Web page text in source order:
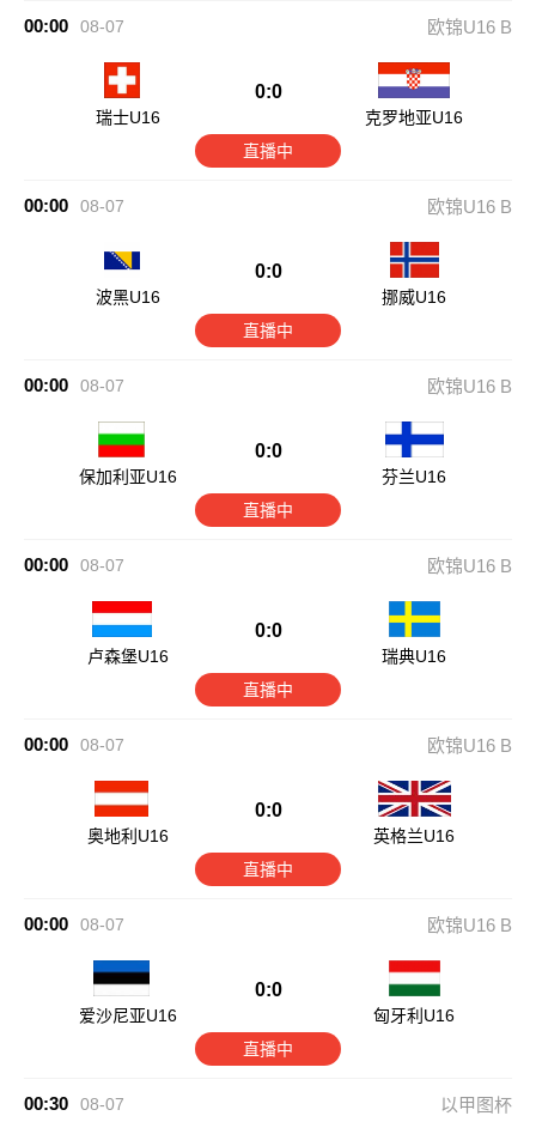
00:00 08-07 欧锦U16 B
瑞士U16
0:0
克罗地亚U16
直播中
00:00 08-07 欧锦U16 B
波黑U16
0:0
挪威U16
直播中
00:00 08-07 欧锦U16 B
保加利亚U16
0:0
芬兰U16
直播中
00:00 08-07 欧锦U16 B
卢森堡U16
0:0
瑞典U16
直播中
00:00 08-07 欧锦U16 B
奥地利U16
0:0
英格兰U16
直播中
00:00 08-07 欧锦U16 B
爱沙尼亚U16
0:0
匈牙利U16
直播中
00:30 08-07 以甲图杯